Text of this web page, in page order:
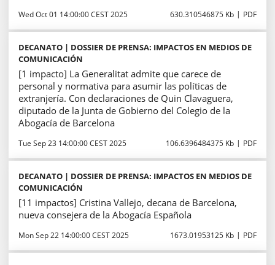
Wed Oct 01 14:00:00 CEST 2025 630.310546875 Kb PDF
DECANATO | DOSSIER DE PRENSA: IMPACTOS EN MEDIOS DE
COMUNICACIÓN
[1 impacto] La Generalitat admite que carece de
personal y normativa para asumir las políticas de
extranjería. Con declaraciones de Quin Clavaguera,
diputado de la Junta de Gobierno del Colegio de la
Abogacía de Barcelona
Tue Sep 23 14:00:00 CEST 2025 106.6396484375 Kb PDF
DECANATO | DOSSIER DE PRENSA: IMPACTOS EN MEDIOS DE
COMUNICACIÓN
[11 impactos] Cristina Vallejo, decana de Barcelona,
nueva consejera de la Abogacía Española
Mon Sep 22 14:00:00 CEST 2025 1673.01953125 Kb PDF